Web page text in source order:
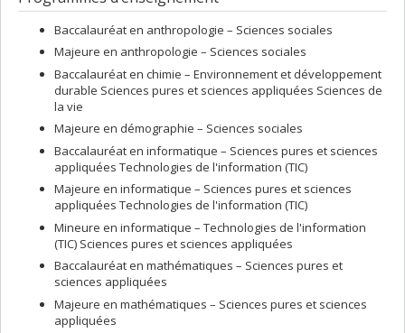
Baccalauréat en anthropologie – Sciences sociales
Majeure en anthropologie – Sciences sociales
Baccalauréat en chimie – Environnement et développement
durable Sciences pures et sciences appliquées Sciences de
la vie
Majeure en démographie – Sciences sociales
Baccalauréat en informatique – Sciences pures et sciences
appliquées Technologies de l'information (TIC)
Majeure en informatique – Sciences pures et sciences
appliquées Technologies de l'information (TIC)
Mineure en informatique – Technologies de l'information
(TIC) Sciences pures et sciences appliquées
Baccalauréat en mathématiques – Sciences pures et
sciences appliquées
Majeure en mathématiques – Sciences pures et sciences
appliquées